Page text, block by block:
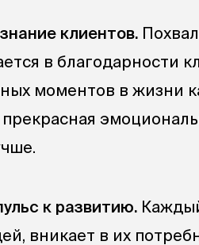
клиентов.
в благодарности
моментов в жизни
к развитию.
вникает в их